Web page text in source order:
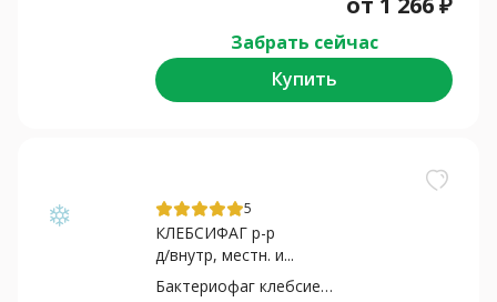
Забрать сейчас
Купить
5
КЛЕБСИФАГ р-р
д/внутр, местн. и...
Бактериофаг клебсиелл